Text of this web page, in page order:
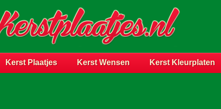
Kerst Plaatjes Kerst Wensen Kerst Kleurplaten